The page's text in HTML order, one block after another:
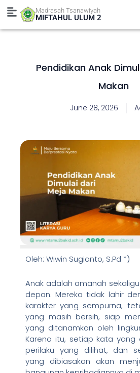
Skip
content
Madrasah Tsanawiyah
MIFTAHUL ULUM 2
Pendidikan Anak
Makan
June 28, 2026
Oleh: Wiwin Sugianto, S.Pd *)
Anak adalah amanah
depan. Mereka tidak lahir
karakter yang sempurna,
yang masih bersih, siap
yang ditanamkan oleh
Karena itu, setiap kata yang
perilaku yang dilihat, dan
yang dibiasakan akan